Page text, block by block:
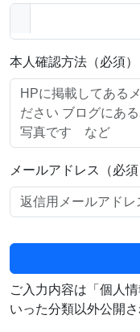
本人確認方法（必須）
メールアドレス（必須
ご入力内容は「個人
いった分類以外公開